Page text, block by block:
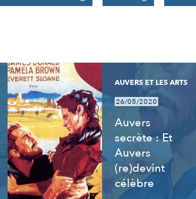
AUVERS ET LES ARTS
26/05/2020
Auvers
secrète : Et
Auvers
(re)devint
célèbre